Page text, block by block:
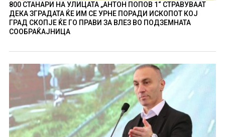
800 СТАНАРИ НА УЛИЦАТА „АНТОН ПОПОВ 1“ СТРАВУВААТ
ДЕКА ЗГРАДАТА ЌЕ ИМ СЕ УРНЕ ПОРАДИ ИСКОПОТ КОЈ
ГРАД СКОПЈЕ ЌЕ ГО ПРАВИ ЗА ВЛЕЗ ВО ПОДЗЕМНАТА
СООБРАЌАЈНИЦА